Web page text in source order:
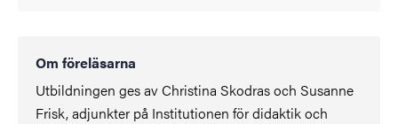
Om föreläsarna
Utbildningen ges av Christina Skodras och Susanne
Frisk, adjunkter på Institutionen för didaktik och